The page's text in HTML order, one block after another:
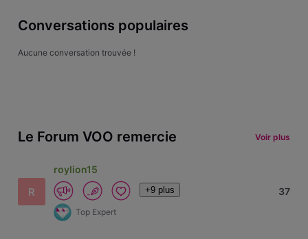
Conversations populaires
Aucune conversation trouvée !
Le Forum VOO remercie Voir plus
R
roylion15
+9 plus
Top Expert
37